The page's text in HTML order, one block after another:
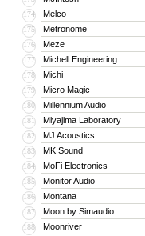
174 Melco
175 Metronome
176 Meze
177 Michell Engineering
178 Michi
179 Micro Magic
180 Millennium Audio
181 Miyajima Laboratory
182 MJ Acoustics
183 MK Sound
184 MoFi Electronics
185 Monitor Audio
186 Montana
187 Moon by Simaudio
188 Moonriver